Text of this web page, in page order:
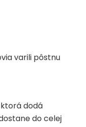
varili pôstnu
ktorá dodá
do celej